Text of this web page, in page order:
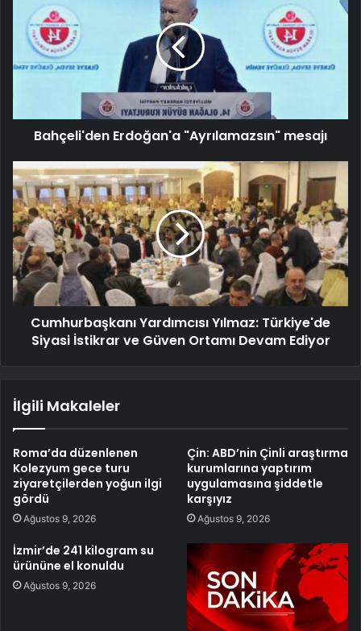
Bahçeli'den Erdoğan'a "Ayrılamazsın" mesajı
Cumhurbaşkanı Yardımcısı Yılmaz: Türkiye'de
Siyasi İstikrar ve Güven Ortamı Devam Ediyor
İlgili Makaleler
Roma’da düzenlenen
Kolezyum gece turu
ziyaretçilerden yoğun ilgi
gördü
Ağustos 9, 2026
Çin: ABD’nin Çinli araştırma
kurumlarına yaptırım
uygulamasına şiddetle
karşıyız
Ağustos 9, 2026
İzmir’de 241 kilogram su
ürününe el konuldu
Ağustos 9, 2026